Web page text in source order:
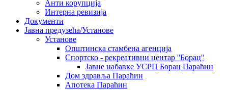
Анти корупција
Интерна ревизија
Документи
Јавна предузећа/Установе
Установе
Општинскa стамбенa агенцијa
Спортско - рекреативни центар ''Борац''
Јавне набавке УСРЦ Борац Параћин
Дом здравља Параћин
Апотека Параћин